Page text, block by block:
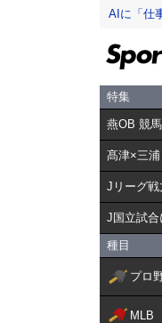
AIに「仕
特集
燕OB 競
髙津×三
Jリーグ
J国立試
種目
プロ
MLB